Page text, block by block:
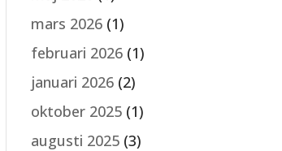
mars 2026 (1)
februari 2026 (1)
januari 2026 (2)
oktober 2025 (1)
augusti 2025 (3)